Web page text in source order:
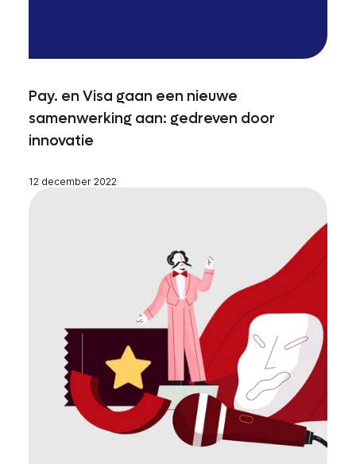
Pay. en Visa gaan een nieuwe
samenwerking aan: gedreven door
innovatie
12 december 2022